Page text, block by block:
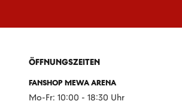
ÖFFNUNGSZEITEN
FANSHOP MEWA ARENA
Mo-Fr: 10:00 - 18:30 Uhr